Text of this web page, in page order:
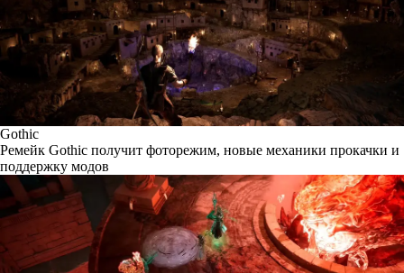
Gothic
Ремейк Gothic получит фоторежим, новые механики прокачки и
поддержку модов